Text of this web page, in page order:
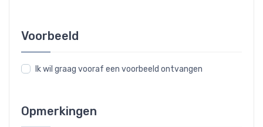
Voorbeeld
Ik wil graag vooraf een voorbeeld ontvangen
Opmerkingen